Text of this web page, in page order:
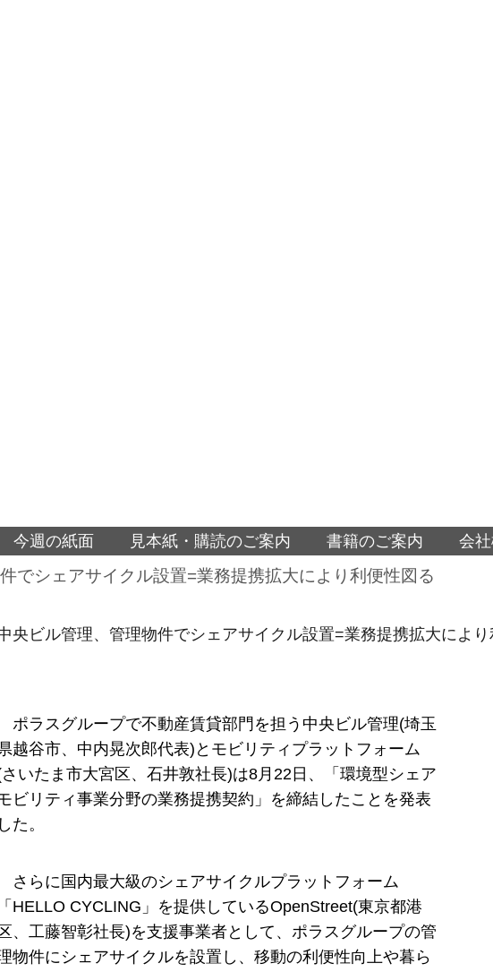
今週の紙面 見本紙・購読のご案内 書籍のご案内 会
でシェアサイクル設置=業務提携拡大により利便性図る
央ビル管理、管理物件でシェアサイクル設置=業務提携拡大によ
ポラスグループで不動産賃貸部門を担う中央ビル管理(埼玉
越谷市、中内晃次郎代表)とモビリティプラットフォーム
いたま市大宮区、石井敦社長)は8月22日、「環境型シェア
ビリティ事業分野の業務提携契約」を締結したことを発表
した。
さらに国内最大級のシェアサイクルプラットフォーム
「HELLO CYCLING」を提供しているOpenStreet(東京都港
区、工藤智彰社長)を支援事業者として、ポラスグループの管
物件にシェアサイクルを設置し、移動の利便性向上や暮ら